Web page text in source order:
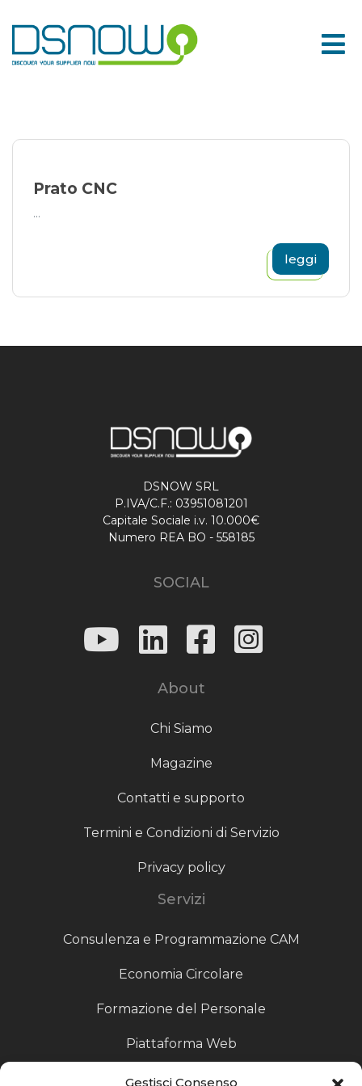
Gestisci Consenso
to
content
Prato CNC
...
leggi
DSNOW SRL
P.IVA/C.F.: 03951081201
Capitale Sociale i.v. 10.000€
Numero REA BO - 558185
SOCIAL
About
Chi Siamo
Magazine
Contatti e supporto
Termini e Condizioni di Servizio
Privacy policy
Servizi
Consulenza e Programmazione CAM
Economia Circolare
Formazione del Personale
Piattaforma Web
Scouting fornitori